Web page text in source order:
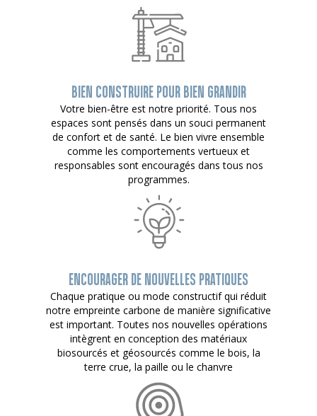
BIEN CONSTRUIRE POUR BIEN GRANDIR
Votre bien-être est notre priorité. Tous nos
espaces sont pensés dans un souci permanent
de confort et de santé. Le bien vivre ensemble
comme les comportements vertueux et
responsables sont encouragés dans tous nos
programmes.
ENCOURAGER DE NOUVELLES PRATIQUES
Chaque pratique ou mode constructif qui réduit
notre empreinte carbone de manière significative
est important. Toutes nos nouvelles opérations
intègrent en conception des matériaux
biosourcés et géosourcés comme le bois, la
terre crue, la paille ou le chanvre